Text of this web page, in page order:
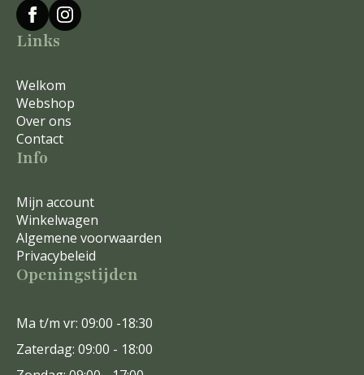
Links
Welkom
Webshop
Over ons
Contact
Info
Mijn account
Winkelwagen
Algemene voorwaarden
Privacybeleid
Openingstijden
Ma t/m vr: 09:00 -18:30
Zaterdag: 09:00 - 18:00